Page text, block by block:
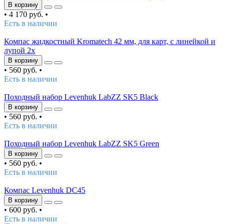
В корзину
• 4 170 руб. •
Есть в наличии
Компас жидкостный Kromatech 42 мм, для карт, с линейкой и
лупой 2x
В корзину
• 560 руб. •
Есть в наличии
Походный набор Levenhuk LabZZ SK5 Black
В корзину
• 560 руб. •
Есть в наличии
Походный набор Levenhuk LabZZ SK5 Green
В корзину
• 560 руб. •
Есть в наличии
Компас Levenhuk DC45
В корзину
• 600 руб. •
Есть в наличии